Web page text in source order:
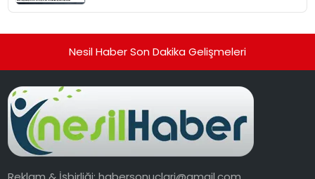
Nesil Haber Son Dakika Gelişmeleri